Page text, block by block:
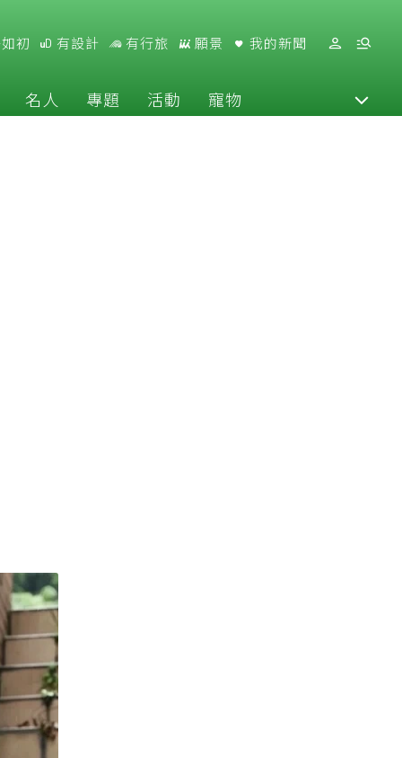
初 有設計 有行旅 願景 我的新聞
名人 專題 活動 寵物